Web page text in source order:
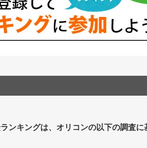
ンキングは、オリコンの以下の調査に